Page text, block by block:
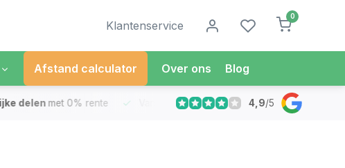
Klantenservice
0
Afstand calculator Over ons Blog
delen met 0% rente Vandaag besteldMorgen in Huis*
4,9/5